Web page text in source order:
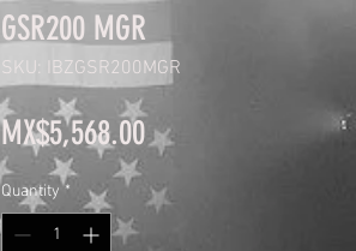
GSR200 MGR
SKU: IBZGSR200MGR
MX$5,568.00Price
Quantity *